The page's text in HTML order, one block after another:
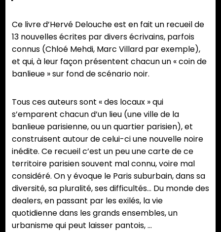
Ce livre d’Hervé Delouche est en fait un recueil de
13 nouvelles écrites par divers écrivains, parfois
connus (Chloé Mehdi, Marc Villard par exemple),
et qui, à leur façon présentent chacun un « coin de
banlieue » sur fond de scénario noir.
Tous ces auteurs sont « des locaux » qui
s’emparent chacun d’un lieu (une ville de la
banlieue parisienne, ou un quartier parisien), et
construisent autour de celui-ci une nouvelle noire
inédite. Ce recueil c’est un peu une carte de ce
territoire parisien souvent mal connu, voire mal
considéré. On y évoque le Paris suburbain, dans sa
diversité, sa pluralité, ses difficultés… Du monde des
dealers, en passant par les exilés, la vie
quotidienne dans les grands ensembles, un
urbanisme qui peut laisser pantois, …